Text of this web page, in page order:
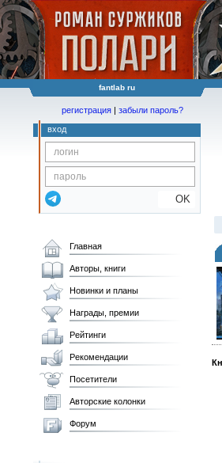
fantlab ru
регистрация | забыли пароль?
вход
OK
Главная
Авторы, книги
Новинки и планы
Награды, премии
Рейтинги
Рекомендации
Посетители
Авторские колонки
Форум